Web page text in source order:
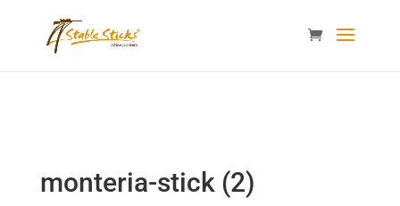
monteria-stick (2)